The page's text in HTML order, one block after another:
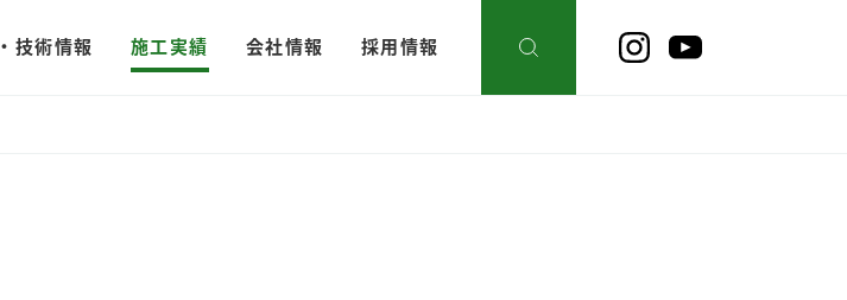
技術情報 施工実績 会社情報 採用情報